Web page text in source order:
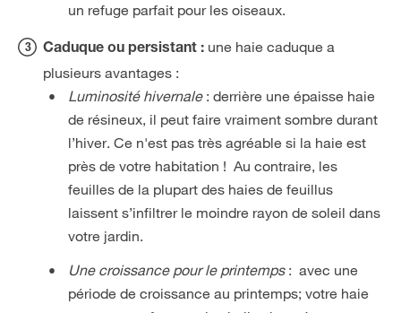
un refuge parfait pour les oiseaux.
Caduque ou persistant : une haie caduque a
plusieurs avantages :
Luminosité hivernale: derrière une épaisse haie
de résineux, il peut faire vraiment sombre durant
l’hiver. Ce n'est pas très agréable si la haie est
près de votre habitation ! Au contraire, les
feuilles de la plupart des haies de feuillus
laissent s’infiltrer le moindre rayon de soleil dans
votre jardin.
Une croissance pour le printemps: avec une
période de croissance au printemps; votre haie